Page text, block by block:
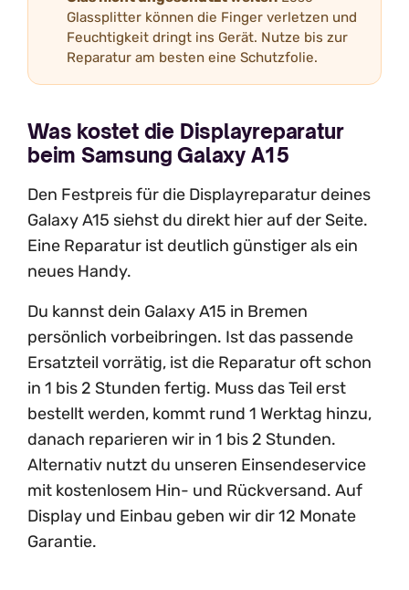
Glassplitter können die Finger verletzen und
Feuchtigkeit dringt ins Gerät. Nutze bis zur
Reparatur am besten eine Schutzfolie.
Was kostet die Displayreparatur
beim Samsung Galaxy A15
Den Festpreis für die Displayreparatur deines
Galaxy A15 siehst du direkt hier auf der Seite.
Eine Reparatur ist deutlich günstiger als ein
neues Handy.
Du kannst dein Galaxy A15 in Bremen
persönlich vorbeibringen. Ist das passende
Ersatzteil vorrätig, ist die Reparatur oft schon
in 1 bis 2 Stunden fertig. Muss das Teil erst
bestellt werden, kommt rund 1 Werktag hinzu,
danach reparieren wir in 1 bis 2 Stunden.
Alternativ nutzt du unseren Einsendeservice
mit kostenlosem Hin- und Rückversand. Auf
Display und Einbau geben wir dir 12 Monate
Garantie.